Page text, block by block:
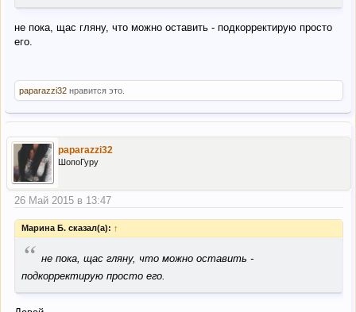
не пока, щас гляну, что можно оставить - подкорректирую просто
его.
paparazzi32 нравится это.
paparazzi32
ШопоГуру
26 Май 2015 в 13:47
Марина Б. сказал(а): ↑
“ не пока, щас гляну, что можно оставить -
подкорректирую просто его.